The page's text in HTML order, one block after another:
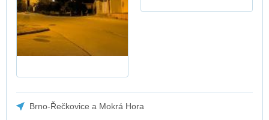
Brno-Řečkovice a Mokrá Hora